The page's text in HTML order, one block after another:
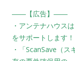
――【広告】――
・アンテナハウス
をサポートします！
・「ScanSave（